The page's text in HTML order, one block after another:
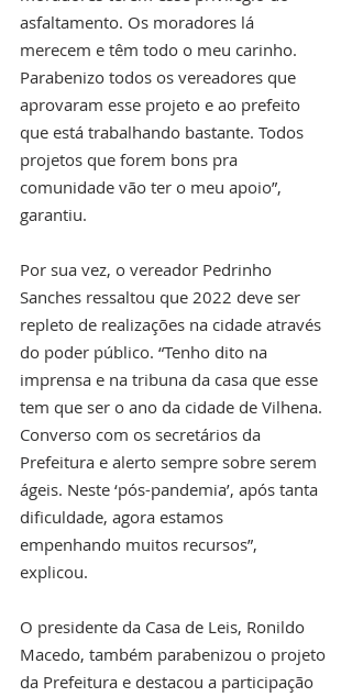
asfaltamento. Os moradores lá
merecem e têm todo o meu carinho.
Parabenizo todos os vereadores que
aprovaram esse projeto e ao prefeito
que está trabalhando bastante. Todos
projetos que forem bons pra
comunidade vão ter o meu apoio”,
garantiu.
Por sua vez, o vereador Pedrinho
Sanches ressaltou que 2022 deve ser
repleto de realizações na cidade através
do poder público. “Tenho dito na
imprensa e na tribuna da casa que esse
tem que ser o ano da cidade de Vilhena.
Converso com os secretários da
Prefeitura e alerto sempre sobre serem
ágeis. Neste ‘pós-pandemia’, após tanta
dificuldade, agora estamos
empenhando muitos recursos”,
explicou.
O presidente da Casa de Leis, Ronildo
Macedo, também parabenizou o projeto
da Prefeitura e destacou a participação